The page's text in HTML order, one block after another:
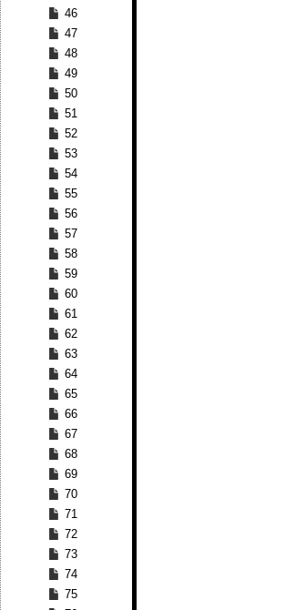
46
47
48
49
50
51
52
53
54
55
56
57
58
59
60
61
62
63
64
65
66
67
68
69
70
71
72
73
74
75